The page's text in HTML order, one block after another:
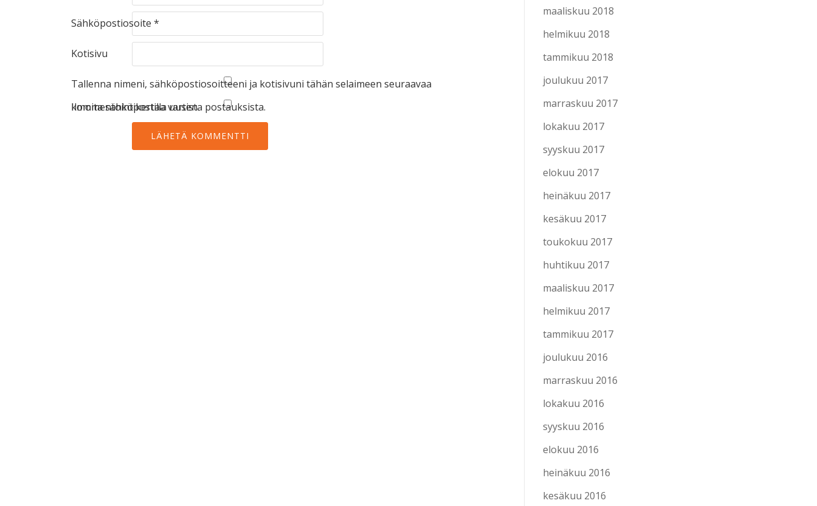
Sähköpostiosoite *
Kotisivu
Tallenna nimeni, sähköpostiosoitteeni ja kotisivuni tähän selaimeen seuraavaa
kommentointikertaa varten.
Ilmoita sähköpostilla uusista postauksista.
maaliskuu 2018
helmikuu 2018
tammikuu 2018
joulukuu 2017
marraskuu 2017
lokakuu 2017
syyskuu 2017
elokuu 2017
heinäkuu 2017
kesäkuu 2017
toukokuu 2017
huhtikuu 2017
maaliskuu 2017
helmikuu 2017
tammikuu 2017
joulukuu 2016
marraskuu 2016
lokakuu 2016
syyskuu 2016
elokuu 2016
heinäkuu 2016
kesäkuu 2016